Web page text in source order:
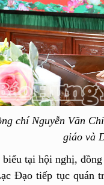
chí Nguyễn Văn
giáo và
biểu tại hội nghị,
Đạo tiếp tục quán